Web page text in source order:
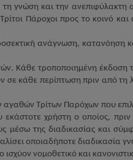
τη γνώση και την
Πάροχοι προς το κοινό
ανάγνωση, κατανόηση
Κάθε τροποποιημένη
σε κάθε περίπτωση πριν από
αγαθών Τρίτων Παρόχων που
χρήστη ο οποίος,
μέσω της διαδικασίας και
οποιαδήποτε διαδικασία
νομοθετικό και